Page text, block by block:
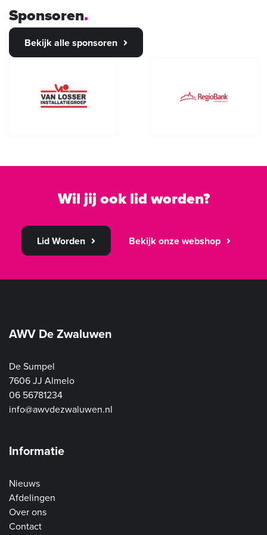
Sponsoren
Bekijk alle sponsoren
Wil jij ook lid worden?
Lid Worden Bekijk onze webshop
AWV De Zwaluwen
De Sumpel
7606 JJ Almelo
06 56781234
info@awvdezwaluwen.nl
Informatie
Nieuws
Afdelingen
Over ons
Contact